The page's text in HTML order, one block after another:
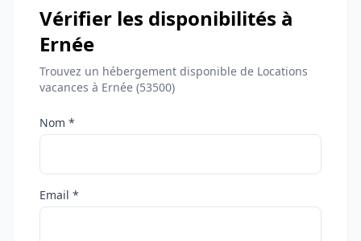
Vérifier les disponibilités à
Ernée
Trouvez un hébergement disponible de Locations
vacances à Ernée (53500)
Nom *
Email *